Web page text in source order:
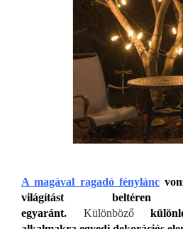
A magával ragadó fénylánc
világítást
egyaránt.
Különböző k